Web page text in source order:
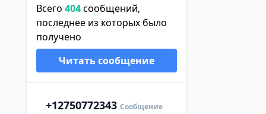
Всего 404сообщений,
последнее из которых было
получено
Читать сообщение
+12750772343 Сообщение